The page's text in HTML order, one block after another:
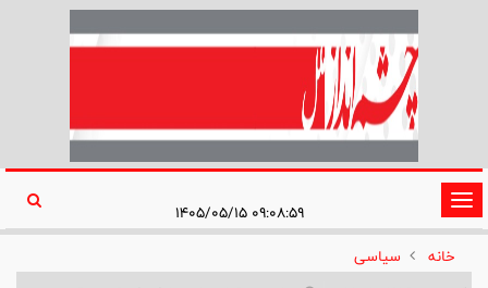
تغییر
وضعیت
ناوبری
۰۹:۰۸:۵۹ ۱۴۰۵/۰۵/۱۵
خانه
سیاسی